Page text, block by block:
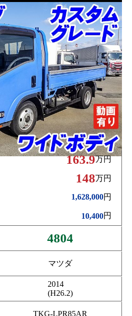
163.9万円
148万円
1,628,000円
10,400円
4804
マツダ
2014
(H26.2)
TKG-LPR85AR